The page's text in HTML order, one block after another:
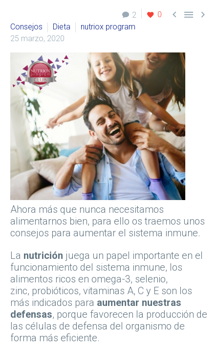
2 0   
Consejos Dieta
nutriox program
25 marzo, 2020
Ahora más que nunca necesitamos
alimentarnos bien, para ello os traemos unos
consejos para aumentar el sistema inmune.
La nutrición juega un papel importante en el
funcionamiento del sistema inmune, los
alimentos ricos en omega-3, selenio,
zinc, probióticos, vitaminas A, C y E son los
más indicados para aumentar nuestras
defensas, porque favorecen la producción de
las células de defensa del organismo de
forma más eficiente.